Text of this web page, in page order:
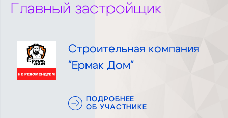
Главный застройщик
Строительная компания
"Ермак Дом"
ПОДРОБНЕЕ
ОБ УЧАСТНИКЕ